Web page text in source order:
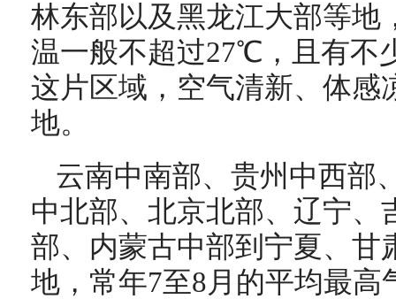
林东部以及黑龙江大部等地
温一般不超过27℃，且有不
这片区域，空气清新、体感
地。
云南中南部、贵州中西部
中北部、北京北部、辽宁、
部、内蒙古中部到宁夏、甘
地，常年7至8月的平均最